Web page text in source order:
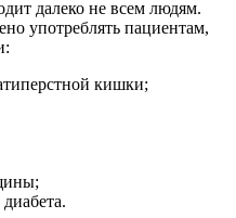
далеко не всем людям.
употреблять пациентам,
кишки;